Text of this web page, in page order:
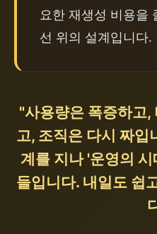
요한 재생성 비용을
선 위의 설계입니다.
"사용량은 폭증하고,
고, 조직은 다시 짜입
계를 지나 '운영의
들입니다. 내일도 쉽